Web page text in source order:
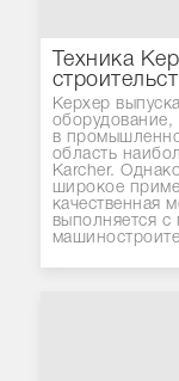
Техника
Керхер
оборудование,
в
область
Karcher.
широкое
качественная
выполняется